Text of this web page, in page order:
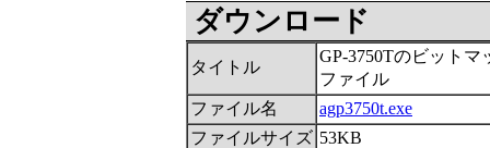
ダウンロード
タイトル
GP-3750Tのビットマ
ファイル
ファイル名
agp3750t.exe
ファイルサイズ 53KB